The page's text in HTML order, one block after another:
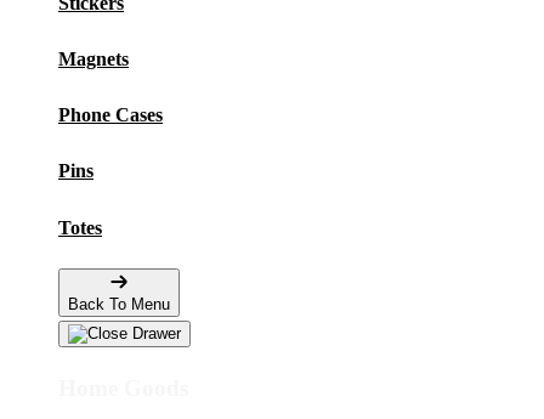
Magnets
Phone Cases
Pins
Totes
Back To Menu